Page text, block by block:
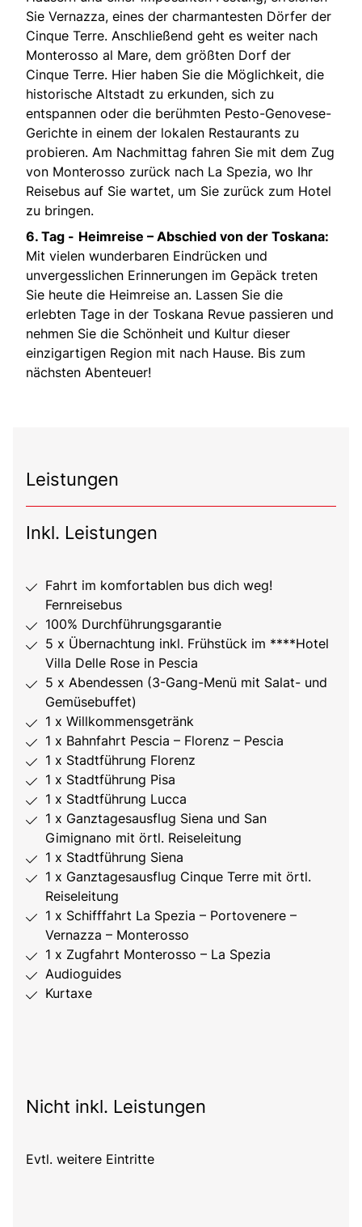
Sie Vernazza, eines der charmantesten Dörfer der
Cinque Terre. Anschließend geht es weiter nach
Monterosso al Mare, dem größten Dorf der
Cinque Terre. Hier haben Sie die Möglichkeit, die
historische Altstadt zu erkunden, sich zu
entspannen oder die berühmten Pesto-Genovese-
Gerichte in einem der lokalen Restaurants zu
probieren. Am Nachmittag fahren Sie mit dem Zug
von Monterosso zurück nach La Spezia, wo Ihr
Reisebus auf Sie wartet, um Sie zurück zum Hotel
zu bringen.
6. Tag - Heimreise – Abschied von der Toskana:
Mit vielen wunderbaren Eindrücken und
unvergesslichen Erinnerungen im Gepäck treten
Sie heute die Heimreise an. Lassen Sie die
erlebten Tage in der Toskana Revue passieren und
nehmen Sie die Schönheit und Kultur dieser
einzigartigen Region mit nach Hause. Bis zum
nächsten Abenteuer!
Leistungen
Inkl. Leistungen
Fahrt im komfortablen bus dich weg!
Fernreisebus
100% Durchführungsgarantie
5 x Übernachtung inkl. Frühstück im ****Hotel
Villa Delle Rose in Pescia
5 x Abendessen (3-Gang-Menü mit Salat- und
Gemüsebuffet)
1 x Willkommensgetränk
1 x Bahnfahrt Pescia – Florenz – Pescia
1 x Stadtführung Florenz
1 x Stadtführung Pisa
1 x Stadtführung Lucca
1 x Ganztagesausflug Siena und San
Gimignano mit örtl. Reiseleitung
1 x Stadtführung Siena
1 x Ganztagesausflug Cinque Terre mit örtl.
Reiseleitung
1 x Schifffahrt La Spezia – Portovenere –
Vernazza – Monterosso
1 x Zugfahrt Monterosso – La Spezia
Audioguides
Kurtaxe
Nicht inkl. Leistungen
Evtl. weitere Eintritte